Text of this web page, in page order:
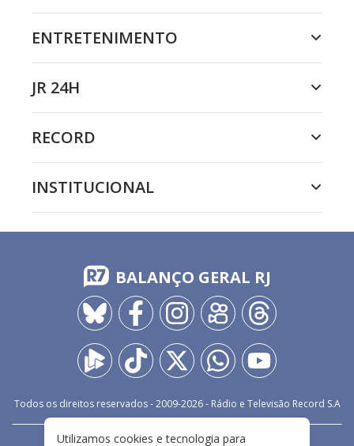
ENTRETENIMENTO
JR 24H
RECORD
INSTITUCIONAL
BALANÇO GERAL RJ
Todos os direitos reservados - 2009-2026- Rádio e Televisão Record S.A
Utilizamos cookies e tecnologia para